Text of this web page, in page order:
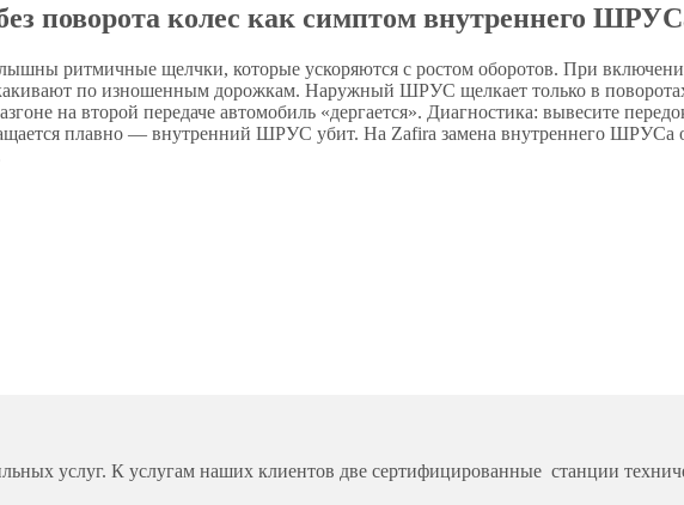
поворота колес как симптом внутреннего
ритмичные щелчки, которые ускоряются с ростом оборотов. При
по изношенным дорожкам. Наружный ШРУС щелкает только в
на второй передаче автомобиль «дергается». Диагностика: вывесите
плавно — внутренний ШРУС убит. На Zafira замена внутреннего ШРУСа
услуг. К услугам наших клиентов две сертифицированные станции